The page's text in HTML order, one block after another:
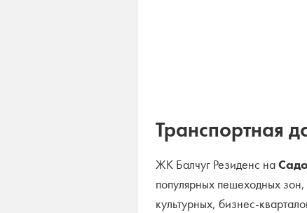
Транспортная
ЖК Балчуг Резиденс на
популярных пешеходных
культурных, бизнес-